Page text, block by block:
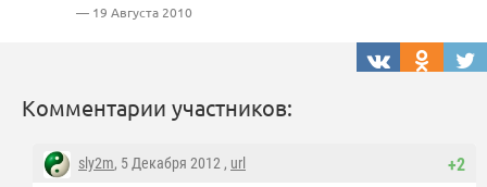
— 19 Августа 2010
Комментарии участников:
+2
sly2m, 5 Декабря 2012 , url